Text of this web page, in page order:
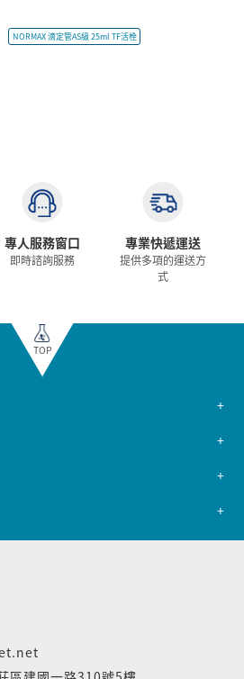
NORMAX 滴定管AS級 25ml TF活栓
專人服務窗口
即時諮詢服務
專業快遞運送
提供多項的運送方
式
TOP